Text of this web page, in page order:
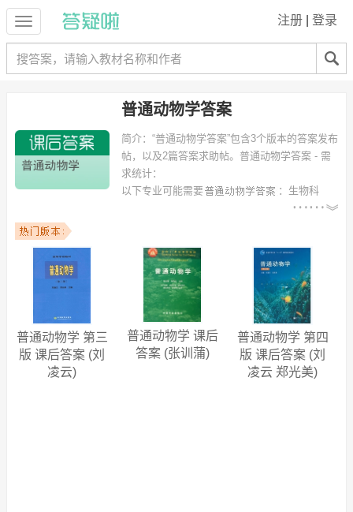
注册 登录
普通动物学答案
简介： “普通动物学答案”包含3个版本的答案发布
帖，以及2篇答案求助帖。 普通动物学答案 - 需
求统计：
以下专业可能需要
：生物科
学、生物技术、动物医学、植物保护、动物科学、应用生物教育、计算
机网络工程、草业科学、畜牧兽医、财务管理 等专业。
以下学校的同学下载过
中农业大学、山西农业大学、上海理工大学、河北联合大学、华南农业
大学、广东海洋大学、中南林学院、复旦大学 等。
普通动物学 第三
版 课后答案 (刘
凌云)
普通动物学 课后
答案 (张训蒲)
普通动物学 第四
版 课后答案 (刘
凌云 郑光美)